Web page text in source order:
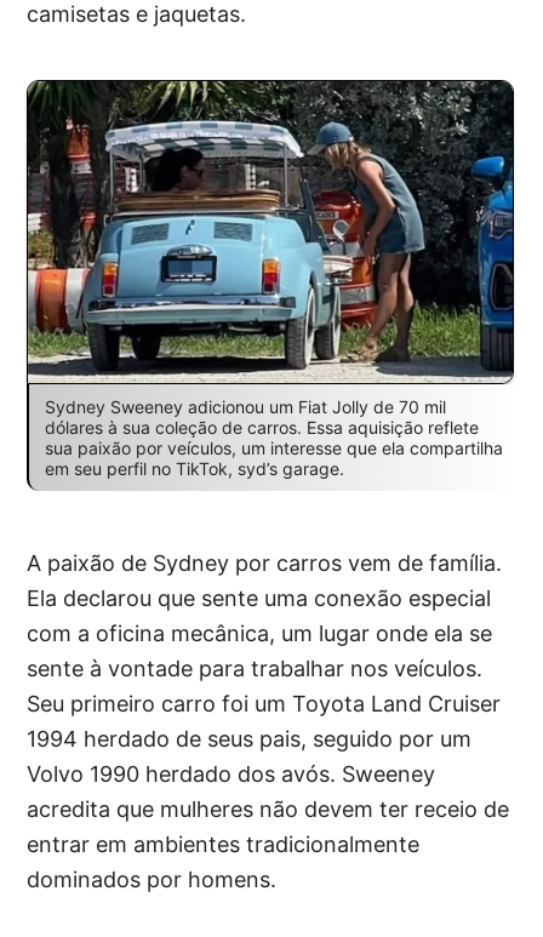
camisetas e jaquetas.
Sydney Sweeney adicionou um Fiat Jolly de 70 mil
dólares à sua coleção de carros. Essa aquisição reflete
sua paixão por veículos, um interesse que ela compartilha
em seu perfil no TikTok, syd’s garage.
A paixão de Sydney por carros vem de família.
Ela declarou que sente uma conexão especial
com a oficina mecânica, um lugar onde ela se
sente à vontade para trabalhar nos veículos.
Seu primeiro carro foi um Toyota Land Cruiser
1994 herdado de seus pais, seguido por um
Volvo 1990 herdado dos avós. Sweeney
acredita que mulheres não devem ter receio de
entrar em ambientes tradicionalmente
dominados por homens.